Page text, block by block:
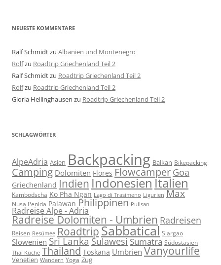
NEUESTE KOMMENTARE
Ralf Schmidtzu Albanien und Montenegro
Rolfzu Roadtrip Griechenland Teil 2
Ralf Schmidtzu Roadtrip Griechenland Teil 2
Rolfzu Roadtrip Griechenland Teil 2
Gloria Hellinghausen zu Roadtrip Griechenland Teil 2
SCHLAGWÖRTER
AlpeAdria Asien Backpacking Balkan Bikepacking
Camping Dolomiten Flores Flowcamper Goa
Griechenland Indien IndonesienItalien
Kambodscha Ko Pha Ngan Lago di Trasimeno Ligurien Max
Nusa Penida Palawan Philippinen Pulisan
Radreise Alpe - Adria
Radreise Dolomiten - Umbrien Radreisen
Reisen Resümee RoadtripSabbatical Siargao
Slowenien Sri LankaSulawesi Sumatra Südostasien
Thai Küche Thailand Toskana Umbrien Vanyourlife
Venetien Wandern Yoga Zug